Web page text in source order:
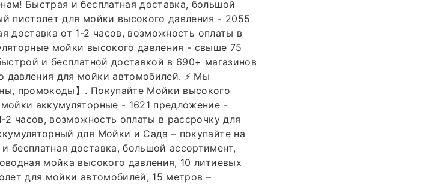
Быстрая и бесплатная доставка, большой
пистолет для мойки высокого давления - 2055
доставка от 1-2 часов, возможность оплаты в
мойки высокого давления - свыше 75
и бесплатной доставкой в 690+ магазинов
давления для мойки автомобилей. ⚡ Мы
промокоды】. Покупайте Мойки высокого
аккумуляторные - 1621 предложение -
2 часов, возможность оплаты в рассрочку для
для Мойки и Сада – покупайте на
бесплатная доставка, большой ассортимент,
мойка высокого давления, 10 литиевых
для мойки автомобилей, 15 метров –